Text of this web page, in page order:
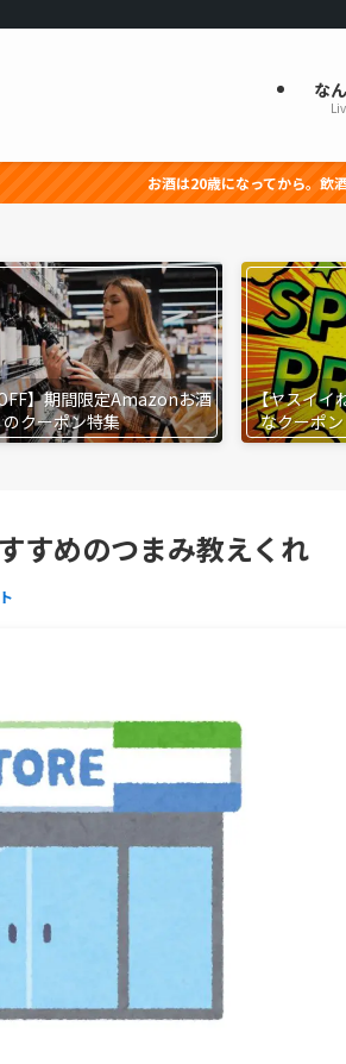
な
お酒は20歳になってから。飲酒運転は法律で
】期間限定Amazonお酒
のクーポン特集
【ヤスイイ
なクーポ
すめのつまみ教えくれ